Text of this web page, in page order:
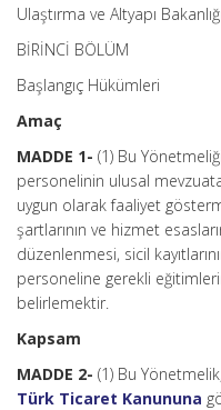
Ulaştırma ve Altyapı
BİRİNCİ BÖLÜM
Başlangıç Hükümleri
Amaç
MADDE 1- (1) Bu
personelinin ulusal
uygun olarak faaliyet
şartlarının ve hizmet
düzenlenmesi, sicil
personeline gerekli
belirlemektir.
Kapsam
MADDE 2- (1) Bu
Türk Ticaret Kanununa